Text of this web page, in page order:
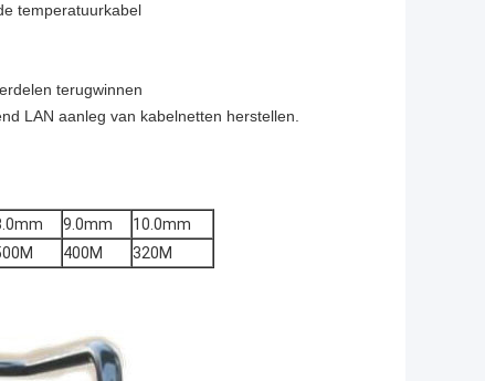
temperatuurkabel
terugwinnen
LAN aanleg van kabelnetten herstellen.
9.0mm
10.0mm
400M 320M